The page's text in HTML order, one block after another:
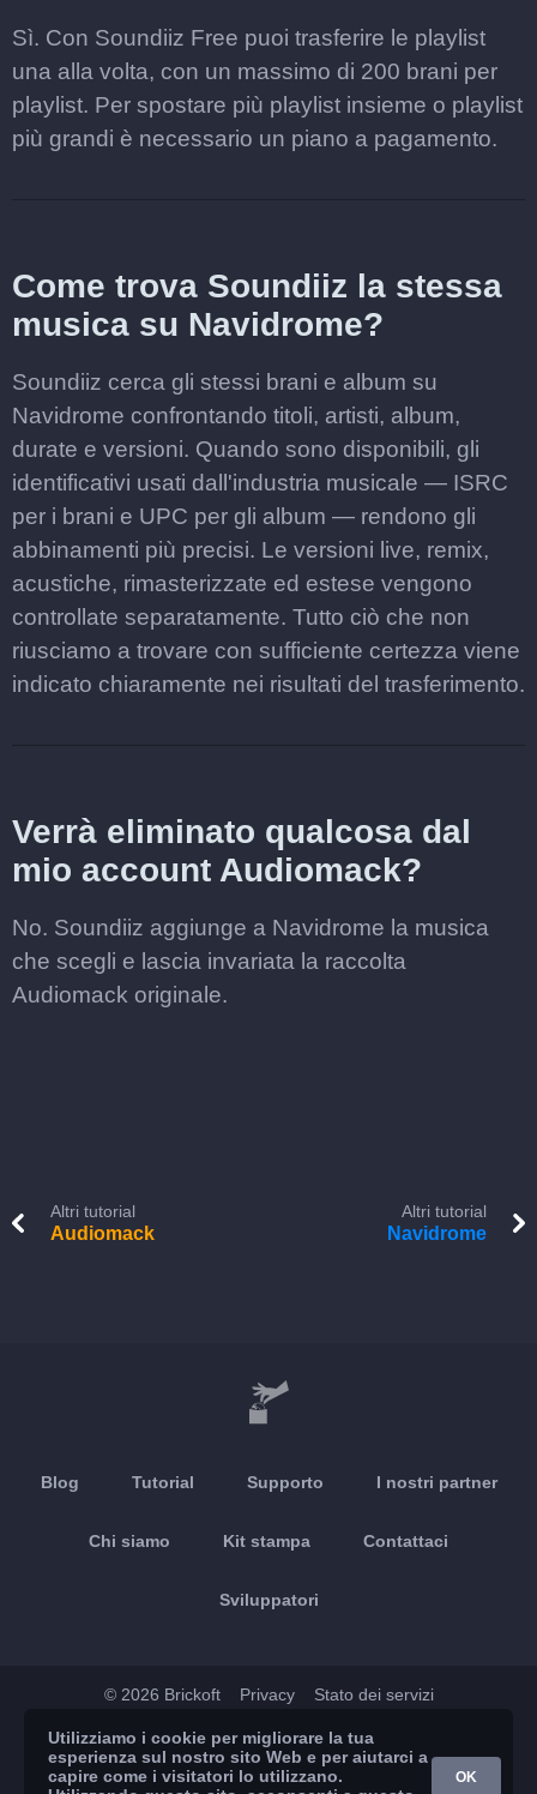
Sì. Con Soundiiz Free puoi trasferire le playlist
una alla volta, con un massimo di 200 brani per
playlist. Per spostare più playlist insieme o playlist
più grandi è necessario un piano a pagamento.
Come trova Soundiiz la stessa
musica su Navidrome?
Soundiiz cerca gli stessi brani e album su
Navidrome confrontando titoli, artisti, album,
durate e versioni. Quando sono disponibili, gli
identificativi usati dall'industria musicale — ISRC
per i brani e UPC per gli album — rendono gli
abbinamenti più precisi. Le versioni live, remix,
acustiche, rimasterizzate ed estese vengono
controllate separatamente. Tutto ciò che non
riusciamo a trovare con sufficiente certezza viene
indicato chiaramente nei risultati del trasferimento.
Verrà eliminato qualcosa dal
mio account Audiomack?
No. Soundiiz aggiunge a Navidrome la musica
che scegli e lascia invariata la raccolta
Audiomack originale.
Altri tutorial
Audiomack
Altri tutorial
Navidrome
Blog Tutorial Supporto I nostri partner
Chi siamo Kit stampa Contattaci
Sviluppatori
© 2026 Brickoft Privacy Stato dei servizi
App Store Google Play
Utilizziamo i cookie per migliorare la tua
esperienza sul nostro sito Web e per aiutarci a
capire come i visitatori lo utilizzano.
OK